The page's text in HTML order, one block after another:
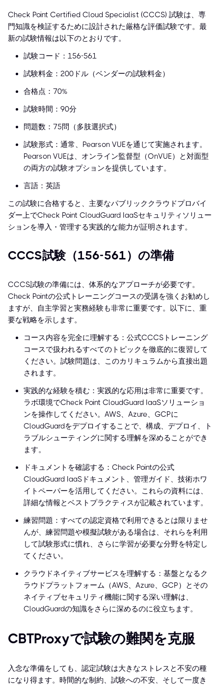
Check Point Certified Cloud Specialist (CCCS) 試験は、専
門知識を検証するために設計された厳格な評価試験です。最
新の試験情報は以下のとおりです。
試験コード：156-561
試験料金：200ドル（ベンダーの試験料金）
合格点：70%
試験時間：90分
問題数：75問（多肢選択式）
試験形式：通常、Pearson VUEを通じて実施されます。
Pearson VUEは、オンライン監督型（OnVUE）と対面型
の両方の試験オプションを提供しています。
言語：英語
この試験に合格すると、主要なパブリッククラウドプロバイ
ダー上でCheck Point CloudGuard IaaSセキュリティソリュー
ションを導入・管理する実践的な能力が証明されます。
CCCS試験（156-561）の準備
CCCS試験の準備には、体系的なアプローチが必要です。
Check Pointの公式トレーニングコースの受講を強くお勧めし
ますが、自主学習と実務経験も非常に重要です。以下に、重
要な戦略を示します。
コース内容を完全に理解する：公式CCCSトレーニング
コースで扱われるすべてのトピックを徹底的に復習して
ください。試験問題は、このカリキュラムから直接出題
されます。
実践的な経験を積む：実践的な応用は非常に重要です。
ラボ環境でCheck Point CloudGuard IaaSソリューショ
ンを操作してください。AWS、Azure、GCPに
CloudGuardをデプロイすることで、構成、デプロイ、ト
ラブルシューティングに関する理解を深めることができ
ます。
ドキュメントを確認する：Check Pointの公式
CloudGuard IaaSドキュメント、管理ガイド、技術ホワ
イトペーパーを活用してください。これらの資料には、
詳細な情報とベストプラクティスが記載されています。
練習問題：すべての認定資格で利用できるとは限りませ
んが、練習問題や模擬試験がある場合は、それらを利用
して試験形式に慣れ、さらに学習が必要な分野を特定し
てください。
クラウドネイティブサービスを理解する：基盤となるク
ラウドプラットフォーム（AWS、Azure、GCP）とその
ネイティブセキュリティ機能に関する深い理解は、
CloudGuardの知識をさらに深めるのに役立ちます。
CBTProxyで試験の難関を克服
入念な準備をしても、認定試験は大きなストレスと不安の種
になり得ます。時間的な制約、試験への不安、そして一度き